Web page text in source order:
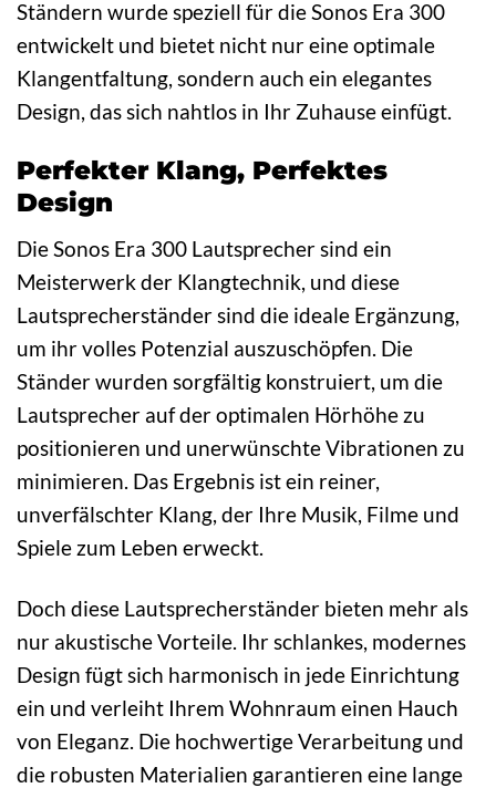
Ständern wurde speziell für die Sonos Era 300
entwickelt und bietet nicht nur eine optimale
Klangentfaltung, sondern auch ein elegantes
Design, das sich nahtlos in Ihr Zuhause einfügt.
Perfekter Klang, Perfektes
Design
Die Sonos Era 300 Lautsprecher sind ein
Meisterwerk der Klangtechnik, und diese
Lautsprecherständer sind die ideale Ergänzung,
um ihr volles Potenzial auszuschöpfen. Die
Ständer wurden sorgfältig konstruiert, um die
Lautsprecher auf der optimalen Hörhöhe zu
positionieren und unerwünschte Vibrationen zu
minimieren. Das Ergebnis ist ein reiner,
unverfälschter Klang, der Ihre Musik, Filme und
Spiele zum Leben erweckt.
Doch diese Lautsprecherständer bieten mehr als
nur akustische Vorteile. Ihr schlankes, modernes
Design fügt sich harmonisch in jede Einrichtung
ein und verleiht Ihrem Wohnraum einen Hauch
von Eleganz. Die hochwertige Verarbeitung und
die robusten Materialien garantieren eine lange